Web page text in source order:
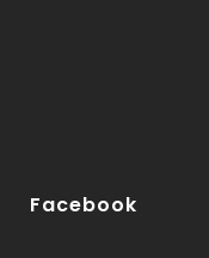
Facebook